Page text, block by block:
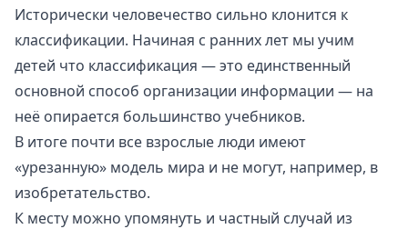
Исторически человечество сильно клонится к
классификации. Начиная с ранних лет мы учим
детей что классификация — это единственный
основной способ организации информации — на
неё опирается большинство учебников.
В итоге почти все взрослые люди имеют
«урезанную» модель мира и не могут, например, в
изобретательство.
К месту можно упомянуть и частный случай из